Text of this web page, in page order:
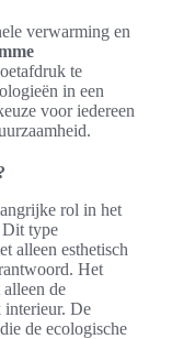
verwarming en
te
in een
voor iedereen
rol in het
type
alleen esthetisch
Het
de
interieur. De
de ecologische